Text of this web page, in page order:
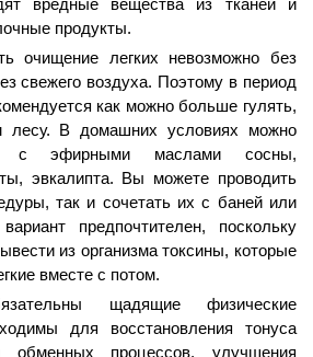
вредные вещества из тканей и
продукты.
очищение легких невозможно без
свежего воздуха. Поэтому в период
как можно больше гулять,
лесу. В домашних условиях можно
с эфирными маслами сосны,
эвкалипта. Вы можете проводить
так и сочетать их с баней или
предпочтителен, поскольку
из организма токсины, которые
вместе с потом.
щадящие физические
для восстановления тонуса
обменных процессов, улучшения